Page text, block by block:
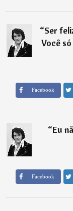
“Ser
Você
Facebook
“Eu
Facebook